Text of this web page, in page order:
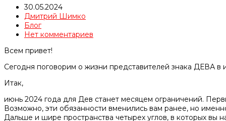
30.05.2024
Дмитрий Шимко
Блог
Нет комментариев
Всем привет!
Сегодня поговорим о жизни представителей знака ДЕВА в
Итак,
июнь 2024 года для Дев станет месяцем ограничений.
Возможно, эти обязанности вменились вам ранее, но
Дальше и шире пространства четырех углов, в которых вы